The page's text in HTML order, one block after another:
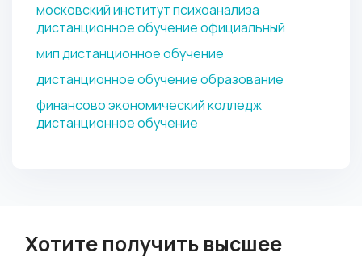
московский институт психоанализа
дистанционное обучение официальный
мип дистанционное обучение
дистанционное обучение образование
финансово экономический колледж
дистанционное обучение
Хотите получить высшее